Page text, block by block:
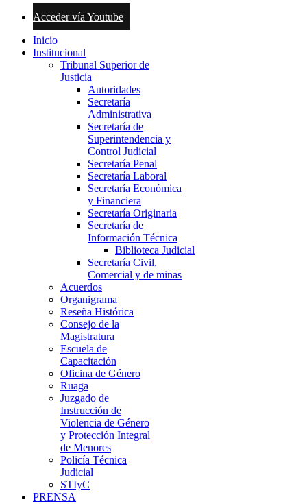
Acceder vía Youtube
Inicio
Institucional
Tribunal Superior de
Justicia
Autoridades
Secretaría
Administrativa
Secretaría de
Superintendencia y
Control Judicial
Secretaría Penal
Secretaría Laboral
Secretaría Económica
y Financiera
Secretaría Originaria
Secretaría de
Información Técnica
Biblioteca Judicial
Secretaría Civil,
Comercial y de minas
Acuerdos
Organigrama
Reseña Histórica
Consejo de la
Magistratura
Escuela de
Capacitación
Oficina de Género
Ruaga
Juzgado de
Instrucción de
Violencia de Género
y Protección Integral
de Menores
Policía Técnica
Judicial
STIyC
PRENSA